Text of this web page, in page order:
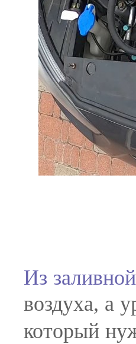
Из
воздуха, а
который